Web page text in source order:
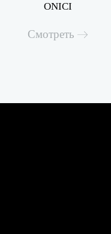
ONICI
Смотреть